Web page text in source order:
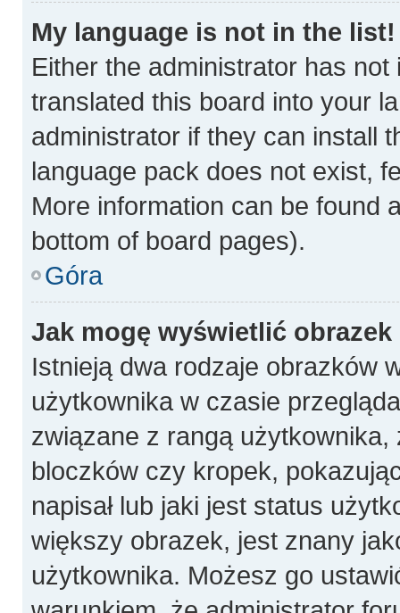
My language is not in the list!
Either the administrator has
translated this board into your
administrator if they can install
language pack does not exist,
More information can be found
bottom of board pages).
Góra
Jak mogę wyświetlić
Istnieją dwa rodzaje obrazków
użytkownika w czasie
związane z rangą
bloczków czy kropek,
napisał lub jaki jest status
większy obrazek, jest znany
użytkownika. Możesz go